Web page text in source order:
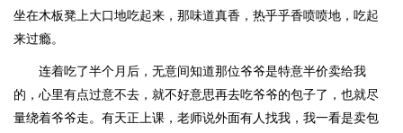
坐在木板凳上大口地吃起来，那味道真香，热乎乎香喷喷地，吃起
来过瘾。
连着吃了半个月后，无意间知道那位爷爷是特意半价卖给我
的，心里有点过意不去，就不好意思再去吃爷爷的包子了，也就尽
量绕着爷爷走。有天正上课，老师说外面有人找我，我一看是卖包